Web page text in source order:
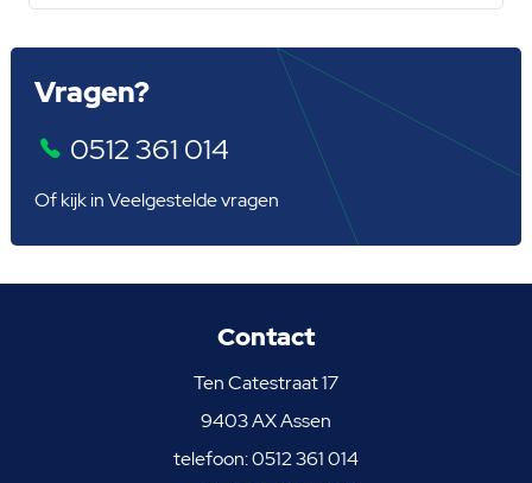
Vragen?
0512 361 014
Of kijk inVeelgestelde vragen
Contact
Ten Catestraat 17
9403 AX Assen
telefoon:0512 361 014